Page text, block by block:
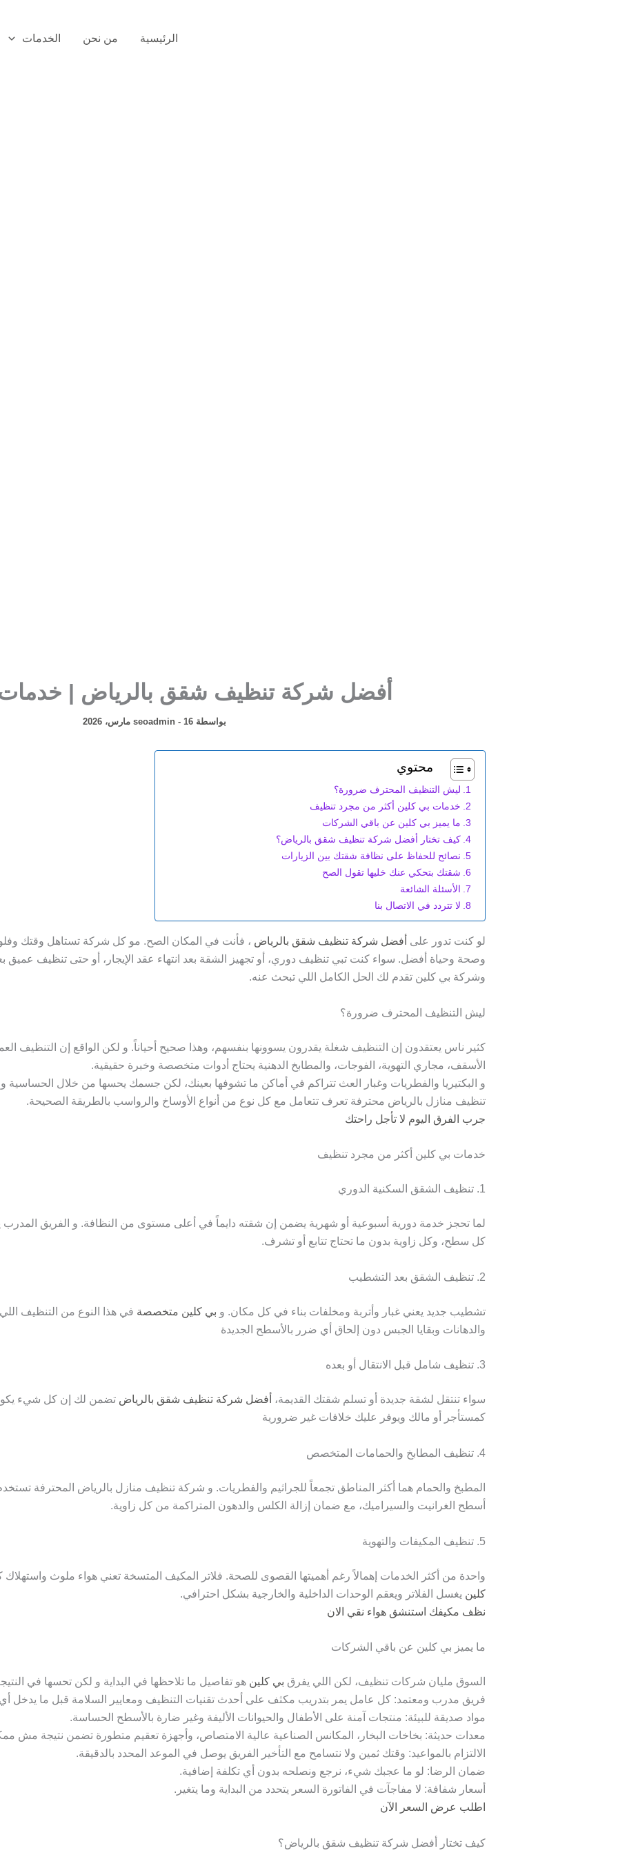
الرئيسية من نحن الخدمات
أفضل شركة تنظيف شقق بالرياض | خدمات
بواسطة seoadmin - 16 مارس، 2026
محتوي
ليش التنظيف المحترف ضرورة؟
خدمات بي كلين أكثر من مجرد تنظيف
ما يميز بي كلين عن باقي الشركات
كيف تختار أفضل شركة تنظيف شقق بالرياض؟
نصائح للحفاظ على نظافة شقتك بين الزيارات
شقتك بتحكي عنك خليها تقول الصح
الأسئلة الشائعة
لا تتردد في الاتصال بنا
لو كنت تدور على أفضل شركة تنظيف شقق بالرياض ، فأنت في المكان الصح. مو كل شركة تستاهل وقتك
وصحة وحياة أفضل. سواء كنت تبي تنظيف دوري، أو تجهيز الشقة بعد انتهاء عقد الإيجار، أو حتى تنظيف عميق
وشركة بي كلين تقدم لك الحل الكامل اللي تبحث عنه.
ليش التنظيف المحترف ضرورة؟
كثير ناس يعتقدون إن التنظيف شغلة يقدرون يسوونها بنفسهم، وهذا صحيح أحياناً. و لكن الواقع إن التنظيف
الأسقف، مجاري التهوية، الفوجات، والمطابخ الدهنية يحتاج أدوات متخصصة وخبرة حقيقية.
و البكتيريا والفطريات وغبار العث تتراكم في أماكن ما تشوفها بعينك، لكن جسمك يحسها من خلال
تنظيف منازل بالرياض محترفة تعرف تتعامل مع كل نوع من أنواع الأوساخ والرواسب بالطريقة الصحيحة.
جرب الفرق اليوم لا تأجل راحتك
خدمات بي كلين أكثر من مجرد تنظيف
1. تنظيف الشقق السكنية الدوري
لما تحجز خدمة دورية أسبوعية أو شهرية يضمن إن شقته دايماً في أعلى مستوى من النظافة. و الفريق
كل سطح، وكل زاوية بدون ما تحتاج تتابع أو تشرف.
2. تنظيف الشقق بعد التشطيب
تشطيب جديد يعني غبار وأتربة ومخلفات بناء في كل مكان. و بي كلين متخصصة في هذا النوع من التنظيف
والدهانات وبقايا الجبس دون إلحاق أي ضرر بالأسطح الجديدة
3. تنظيف شامل قبل الانتقال أو بعده
سواء تنتقل لشقة جديدة أو تسلم شقتك القديمة، أفضل شركة تنظيف شقق بالرياض تضمن لك إن كل شيء
كمستأجر أو مالك ويوفر عليك خلافات غير ضرورية
4. تنظيف المطابخ والحمامات المتخصص
المطبخ والحمام هما أكثر المناطق تجمعاً للجراثيم والفطريات. و شركة تنظيف منازل بالرياض المحترفة
أسطح الغرانيت والسيراميك، مع ضمان إزالة الكلس والدهون المتراكمة من كل زاوية.
5. تنظيف المكيفات والتهوية
واحدة من أكثر الخدمات إهمالاً رغم أهميتها القصوى للصحة. فلاتر المكيف المتسخة تعني هواء ملوث
كلين يغسل الفلاتر ويعقم الوحدات الداخلية والخارجية بشكل احترافي.
نظف مكيفك استنشق هواء نقي الان
ما يميز بي كلين عن باقي الشركات
السوق مليان شركات تنظيف، لكن اللي يفرق بي كلين هو تفاصيل ما تلاحظها في البداية و لكن تحسها في
فريق مدرب ومعتمد: كل عامل يمر بتدريب مكثف على أحدث تقنيات التنظيف ومعايير السلامة قبل ما يدخل
مواد صديقة للبيئة: منتجات آمنة على الأطفال والحيوانات الأليفة وغير ضارة بالأسطح الحساسة.
معدات حديثة: بخاخات البخار، المكانس الصناعية عالية الامتصاص، وأجهزة تعقيم متطورة تضمن نتيجة مش
الالتزام بالمواعيد: وقتك ثمين ولا نتسامح مع التأخير الفريق يوصل في الموعد المحدد بالدقيقة.
ضمان الرضا: لو ما عجبك شيء، نرجع ونصلحه بدون أي تكلفة إضافية.
أسعار شفافة: لا مفاجآت في الفاتورة السعر يتحدد من البداية وما يتغير.
اطلب عرض السعر الآن
كيف تختار أفضل شركة تنظيف شقق بالرياض؟